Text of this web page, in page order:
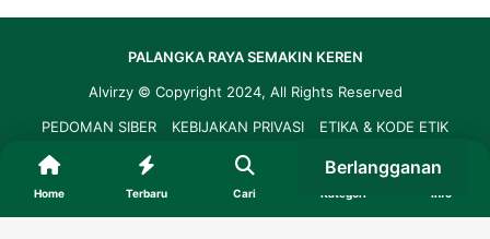
PALANGKA RAYA SEMAKIN KEREN
Alvirzy © Copyright 2024, All Rights Reserved
PEDOMAN SIBER
KEBIJAKAN PRIVASI
ETIKA & KODE ETIK
LAYANAN REDAKSI
FacebookInstagram
TikTokWhatsApp
Home Terbaru Cari Kategori Info
Berlangganan